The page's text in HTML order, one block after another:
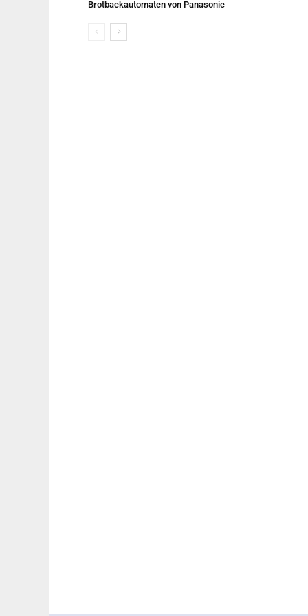
Brotbackautomaten von Panasonic